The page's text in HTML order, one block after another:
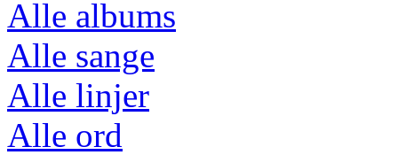
Alle albums
Alle sange
Alle linjer
Alle ord